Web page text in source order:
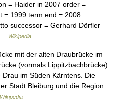
= Haider in 2007 order =
= 1999 term end = 2008
successor = Gerhard Dörfler
Wikipedia
mit der alten Draubrücke im
(vormals Lippitzbachbrücke)
im Süden Kärntens. Die
Stadt Bleiburg und die Region